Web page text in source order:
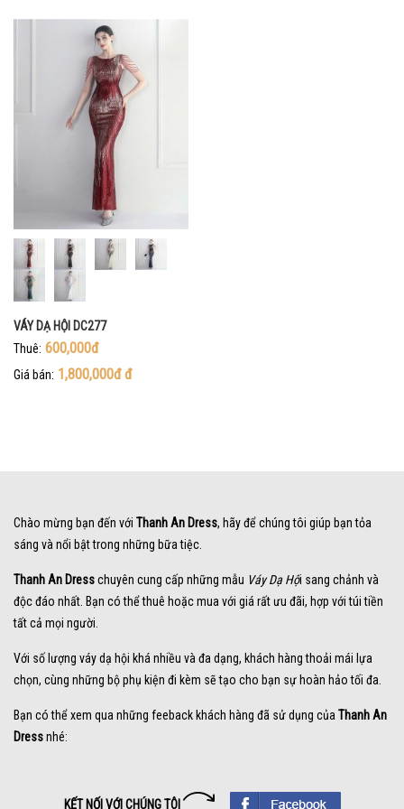
VÁY DẠ HỘI DC277
Thuê: 600,000đ
Giá bán: 1,800,000đđ
Chào mừng bạn đến với Thanh An Dress, hãy để chúng tôi giúp bạn tỏa
sáng và nổi bật trong những bữa tiệc.
Thanh An Dresschuyên cung cấp những mẫu Váy Dạ Hội sang chảnh và
độc đáo nhất. Bạn có thể thuê hoặc mua với giá rất ưu đãi, hợp với túi tiền
tất cả mọi người.
Với số lượng váy dạ hội khá nhiều và đa dạng, khách hàng thoải mái lựa
chọn, cùng những bộ phụ kiện đi kèm sẽ tạo cho bạn sự hoàn hảo tối đa.
Bạn có thể xem qua những feeback khách hàng đã sử dụng của Thanh An
Dressnhé:
KẾT NỐI VỚI CHÚNG TÔI